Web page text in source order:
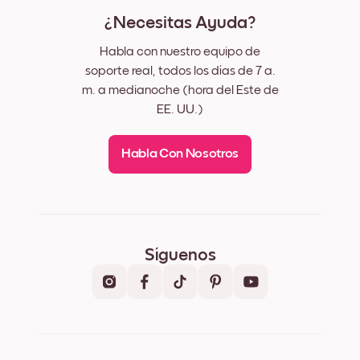
¿Necesitas Ayuda?
Habla con nuestro equipo de
soporte real, todos los días de 7 a.
m. a medianoche (hora del Este de
EE. UU.)
Habla Con Nosotros
Síguenos